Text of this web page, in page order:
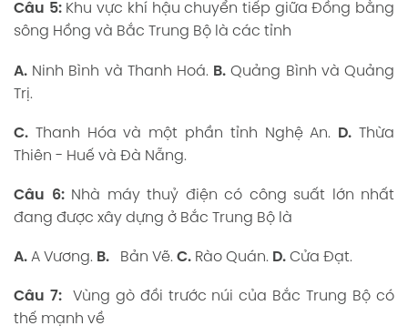
Câu 5:Khu vực khí hậu chuyển tiếp giữa Đồng bằng
sông Hồng và Bắc Trung Bộ là các tỉnh
A. Ninh Bình và Thanh Hoá. B.Quảng Bình và Quảng
Trị.
C. Thanh Hóa và một phần tỉnh Nghệ An. D.Thừa
Thiên - Huế và Đà Nẵng.
Câu 6:Nhà máy thuỷ điện có công suất lớn nhất
đang được xây dựng ở Bắc Trung Bộ là
A. A Vương. B. Bản Vẽ. C. Rào Quán. D. Cửa Đạt.
Câu 7:Vùng gò đồi trước núi của Bắc Trung Bộ có
thế mạnh về